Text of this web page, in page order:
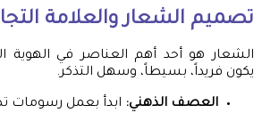
تصميم الشعار والعلامة
الشعار هو أحد أهم العناصر في الهوية
يكون فريداً، بسيطاً، وسهل التذكر.
العصف الذهني: ابدأ بعمل رسومات